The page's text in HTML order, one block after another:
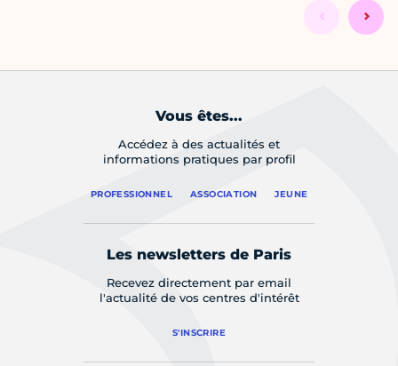
Vous êtes...
Accédez à des actualités et
informations pratiques par profil
PROFESSIONNEL ASSOCIATION JEUNE
Les newsletters de Paris
Recevez directement par email
l'actualité de vos centres d'intérêt
S'INSCRIRE